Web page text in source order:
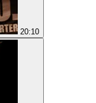
20:10